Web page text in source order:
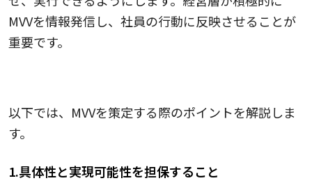
MVVを情報発信し、社員の行動に反映させることが
重要です。
以下では、MVVを策定する際のポイントを解説しま
す。
1.具体性と実現可能性を担保すること